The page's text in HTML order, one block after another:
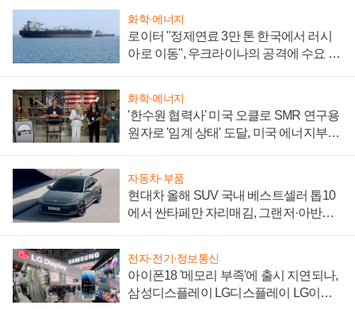
화학·에너지
로이터 "정제연료 3만 톤 한국에서 러시
아로 이동", 우크라이나의 공격에 수요 늘
화학·에너지
'한수원 협력사' 미국 오클로 SMR 연구용
원자로 '임계 상태' 도달, 미국 에너지부
자동차·부품
현대차 올해 SUV 국내 베스트셀러 톱10
에서 싼타페만 자리매김, 그랜저·아반떼
전자·전기·정보통신
아이폰18 '메모리 부족'에 출시 지연되나,
삼성디스플레이 LG디스플레이 LG이노